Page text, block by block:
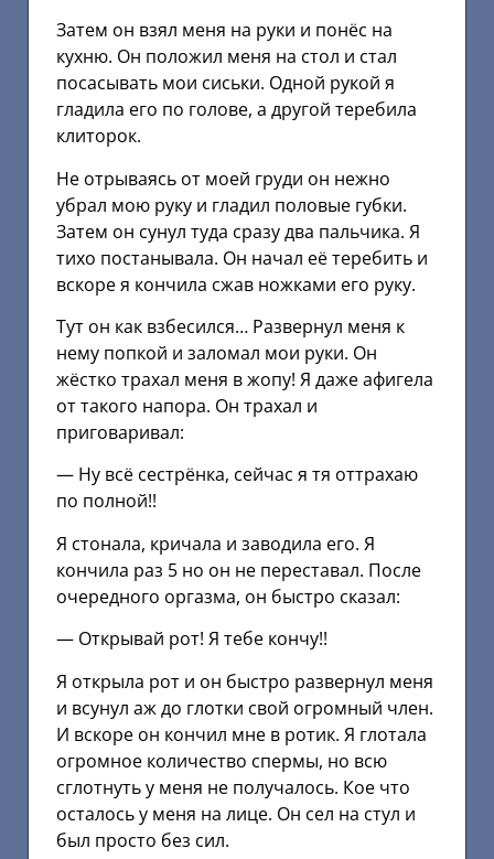
Затем он взял меня на руки и понёс на
кухню. Он положил меня на стол и стал
посасывать мои сиськи. Одной рукой я
гладила его по голове, а другой теребила
клиторок.
Не отрываясь от моей груди он нежно
убрал мою руку и гладил половые губки.
Затем он сунул туда сразу два пальчика. Я
тихо постанывала. Он начал её теребить и
вскоре я кончила сжав ножками его руку.
Тут он как взбесился… Развернул меня к
нему попкой и заломал мои руки. Он
жёстко трахал меня в жопу! Я даже афигела
от такого напора. Он трахал и
приговаривал:
— Ну всё сестрёнка, сейчас я тя оттрахаю
по полной!!
Я стонала, кричала и заводила его. Я
кончила раз 5 но он не переставал. После
очередного оргазма, он быстро сказал:
— Открывай рот! Я тебе кончу!!
Я открыла рот и он быстро развернул меня
и всунул аж до глотки свой огромный член.
И вскоре он кончил мне в ротик. Я глотала
огромное количество спермы, но всю
сглотнуть у меня не получалось. Кое что
осталось у меня на лице. Он сел на стул и
был просто без сил.